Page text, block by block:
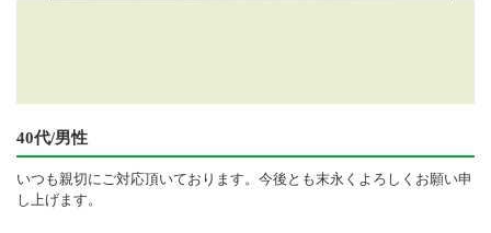
40代/男性
いつも親切にご対応頂いております。今後とも末永くよろしくお願い申
し上げます。